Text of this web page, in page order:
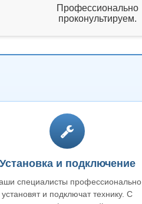
Профессионально
проконультируем.
Установка и подключение
специалисты профессионально
установят и подключат технику. С